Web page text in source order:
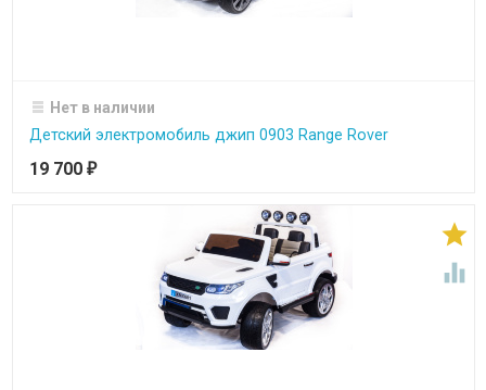
Нет в наличии
Детский электромобиль джип 0903 Range Rover
19 700 ₽

